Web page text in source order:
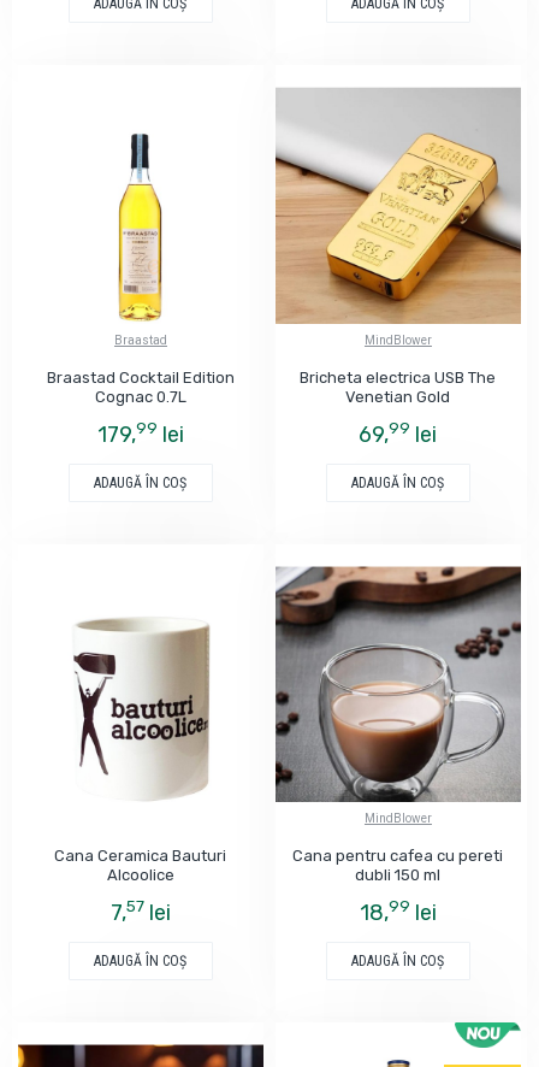
ADAUGĂ ÎN COŞ ADAUGĂ ÎN COŞ
Braastad
Braastad Cocktail Edition
Cognac 0.7L
179,99 lei
ADAUGĂ ÎN COŞ
MindBlower
Bricheta electrica USB The
Venetian Gold
69,99 lei
ADAUGĂ ÎN COŞ
Cana Ceramica Bauturi
Alcoolice
7,57lei
ADAUGĂ ÎN COŞ
MindBlower
Cana pentru cafea cu pereti
dubli 150 ml
18,99 lei
ADAUGĂ ÎN COŞ